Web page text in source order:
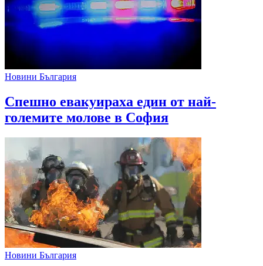
Новини България
Спешно евакуираха един от най-
големите молове в София
Новини България